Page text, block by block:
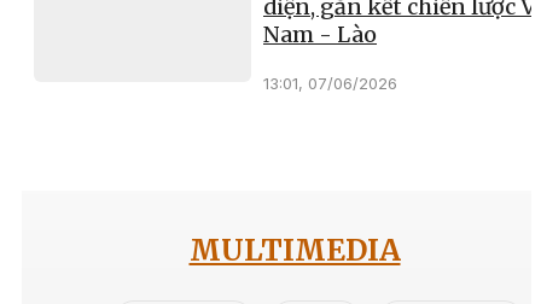
diện, gắn kết chiến lược
Nam - Lào
13:01, 07/06/2026
MULTIMEDIA